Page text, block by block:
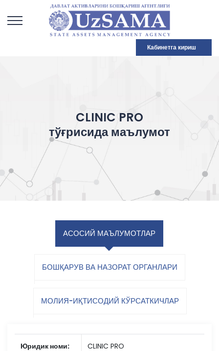
Кабинетга кириш
CLINIC PRO
тўғрисида маълумот
АСОСИЙ МАЪЛУМОТЛАР
БОШҚАРУВ ВА НАЗОРАТ ОРГАНЛАРИ
МОЛИЯ-ИҚТИСОДИЙ КЎРСАТКИЧЛАР
Юридик номи: CLINIC PRO